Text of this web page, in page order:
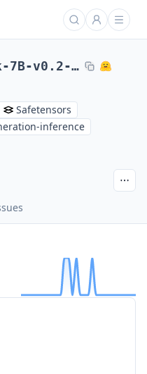
basilisk-7B-v0.2-GPTQ
Safetensors
inference